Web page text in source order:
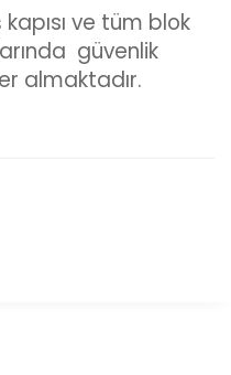
ve tüm blok
güvenlik
almaktadır.